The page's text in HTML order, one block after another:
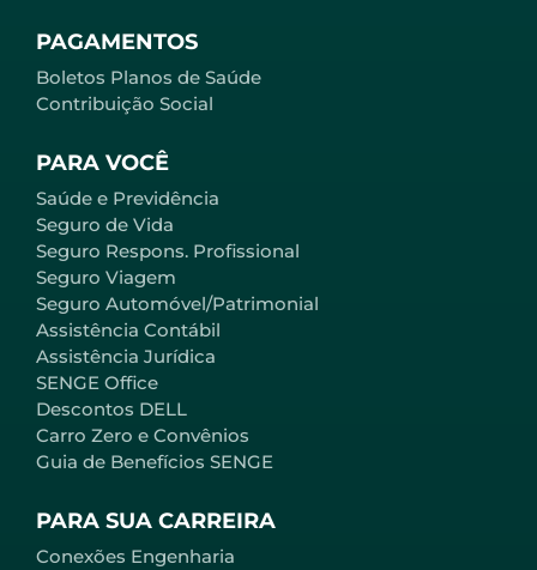
PARA VOCÊ
Saúde e Previdência
Seguro de Vida
Seguro Respons. Profissional
Seguro Viagem
Seguro Automóvel/Patrimonial
Assistência Contábil
Assistência Jurídica
SENGE Office
Descontos DELL
Carro Zero e Convênios
Guia de Benefícios SENGE
PARA SUA CARREIRA
Conexões Engenharia
PAGAMENTOS
Boletos Planos de Saúde
Contribuição Social